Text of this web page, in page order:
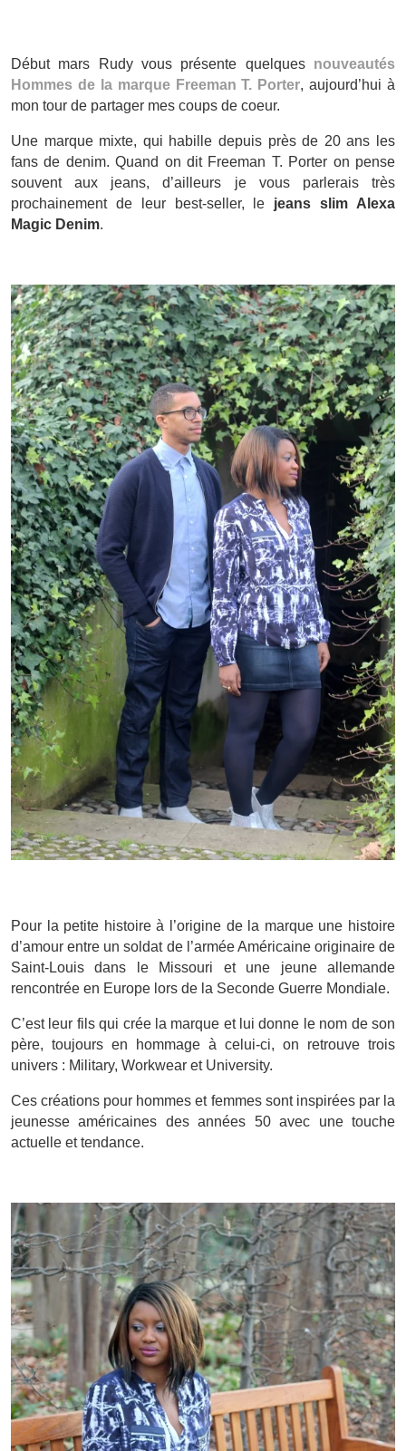
Début mars Rudy vous présente quelquesnouveautés
Hommes de la marque Freeman T. Porter, aujourd’hui à
mon tour de partager mes coups de coeur.
Une marque mixte, qui habille depuis près de 20 ans les
fans de denim. Quand on dit Freeman T. Porter on pense
souvent aux jeans, d’ailleurs je vous parlerais très
prochainement de leur best-seller, le jeans slim Alexa
Magic Denim.
Pour la petite histoire à l’origine de la marque une histoire
d’amour entre un soldat de l’armée Américaine originaire de
Saint-Louis dans le Missouri et une jeune allemande
rencontrée en Europe lors de la Seconde Guerre Mondiale.
C’est leur fils qui crée la marque et lui donne le nom de son
père, toujours en hommage à celui-ci, on retrouve trois
univers : Military, Workwear et University.
Ces créations pour hommes et femmes sont inspirées par la
jeunesse américaines des années 50 avec une touche
actuelle et tendance.